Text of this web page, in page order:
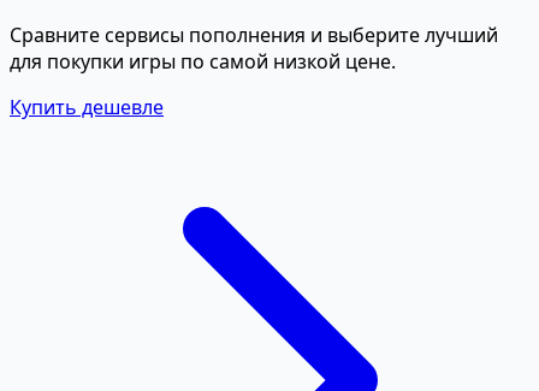
Сравните сервисы пополнения и выберите лучший
для покупки игры по самой низкой цене.
Купить дешевле